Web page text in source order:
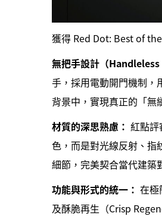
獲得 Red Dot: Best of
無把手設計（Handleless
手，採用電動開門機制，
背景中，實現真正的「無
材質的深思熟慮： 紅點評
色，而是對光線反射、指
細節，完美契合當代建築
功能與形式的統一： 在極
及酥脆再生（Crisp